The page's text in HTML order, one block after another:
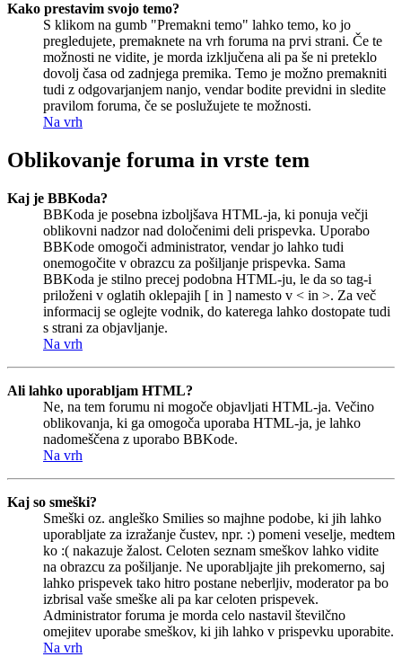
Kako prestavim svojo temo?
S klikom na gumb "Premakni temo" lahko temo, ko jo
pregledujete, premaknete na vrh foruma na prvi strani. Če te
možnosti ne vidite, je morda izključena ali pa še ni preteklo
dovolj časa od zadnjega premika. Temo je možno premakniti
tudi z odgovarjanjem nanjo, vendar bodite previdni in sledite
pravilom foruma, če se poslužujete te možnosti.
Na vrh
Oblikovanje foruma in vrste tem
Kaj je BBKoda?
BBKoda je posebna izboljšava HTML-ja, ki ponuja večji
oblikovni nadzor nad določenimi deli prispevka. Uporabo
BBKode omogoči administrator, vendar jo lahko tudi
onemogočite v obrazcu za pošiljanje prispevka. Sama
BBKoda je stilno precej podobna HTML-ju, le da so tag-i
priloženi v oglatih oklepajih [ in ] namesto v < in >. Za več
informacij se oglejte vodnik, do katerega lahko dostopate tudi
s strani za objavljanje.
Na vrh
Ali lahko uporabljam HTML?
Ne, na tem forumu ni mogoče objavljati HTML-ja. Večino
oblikovanja, ki ga omogoča uporaba HTML-ja, je lahko
nadomeščena z uporabo BBKode.
Na vrh
Kaj so smeški?
Smeški oz. angleško Smilies so majhne podobe, ki jih lahko
uporabljate za izražanje čustev, npr. :) pomeni veselje, medtem
ko :( nakazuje žalost. Celoten seznam smeškov lahko vidite
na obrazcu za pošiljanje. Ne uporabljajte jih prekomerno, saj
lahko prispevek tako hitro postane neberljiv, moderator pa bo
izbrisal vaše smeške ali pa kar celoten prispevek.
Administrator foruma je morda celo nastavil številčno
omejitev uporabe smeškov, ki jih lahko v prispevku uporabite.
Na vrh